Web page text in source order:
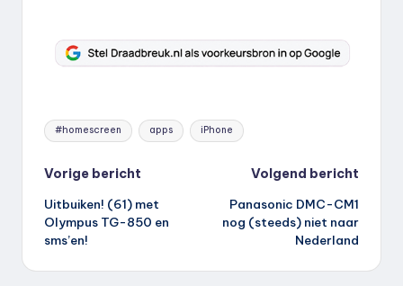
Tags:
#homescreen apps iPhone
Bericht
navigatie
Vorige bericht
Uitbuiken! (61) met
Olympus TG-850 en
sms’en!
Volgend bericht
Panasonic DMC-CM1
nog (steeds) niet naar
Nederland